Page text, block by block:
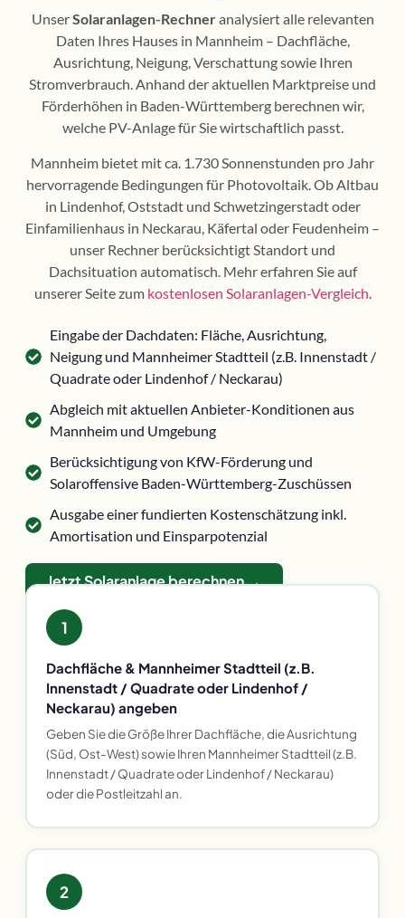
UnserSolaranlagen-Rechneranalysiert alle relevanten
Daten Ihres Hauses in Mannheim – Dachfläche,
Ausrichtung, Neigung, Verschattung sowie Ihren
Stromverbrauch. Anhand der aktuellen Marktpreise und
Förderhöhen in Baden-Württemberg berechnen wir,
welche PV-Anlage für Sie wirtschaftlich passt.
Mannheim bietet mit ca. 1.730 Sonnenstunden pro Jahr
hervorragende Bedingungen für Photovoltaik. Ob Altbau
in Lindenhof, Oststadt und Schwetzingerstadt oder
Einfamilienhaus in Neckarau, Käfertal oder Feudenheim –
unser Rechner berücksichtigt Standort und
Dachsituation automatisch. Mehr erfahren Sie auf
unserer Seite zum kostenlosen Solaranlagen-Vergleich
Eingabe der Dachdaten: Fläche, Ausrichtung,
Neigung und Mannheimer Stadtteil (z.B. Innenstadt /
Quadrate oder Lindenhof / Neckarau)
Abgleich mit aktuellen Anbieter-Konditionen aus
Mannheim und Umgebung
Berücksichtigung von KfW-Förderung und
Solaroffensive Baden-Württemberg-Zuschüssen
Ausgabe einer fundierten Kostenschätzung inkl.
Amortisation und Einsparpotenzial
Jetzt Solaranlage berechnen →
1
Dachfläche & Mannheimer Stadtteil (z.B.
Innenstadt / Quadrate oder Lindenhof /
Neckarau) angeben
Geben Sie die Größe Ihrer Dachfläche, die Ausrichtung
(Süd, Ost-West) sowie Ihren Mannheimer Stadtteil (z.B.
Innenstadt / Quadrate oder Lindenhof / Neckarau)
oder die Postleitzahl an.
2